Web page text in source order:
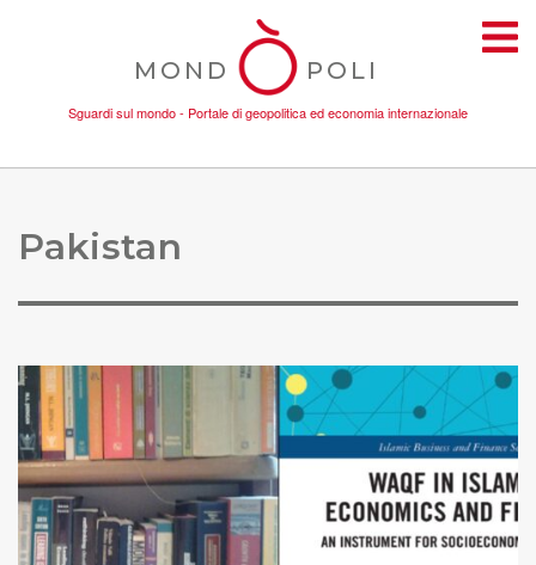
MOND POLI
Sguardi sul mondo - Portale di geopolitica ed economia internazionale
TEMI
AMBIENTE
CONFLITTI
DONNE
ECONOMIA
Pakistan